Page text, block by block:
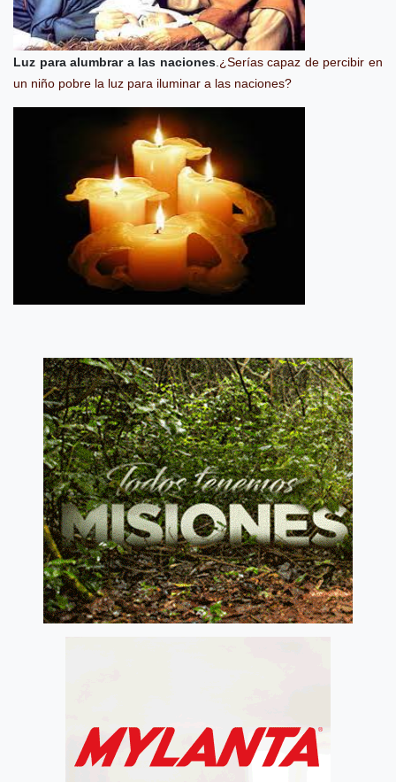
Luz para alumbrar a las naciones. ¿Serías capaz de percibir en
un niño pobre la luz para iluminar a las naciones?